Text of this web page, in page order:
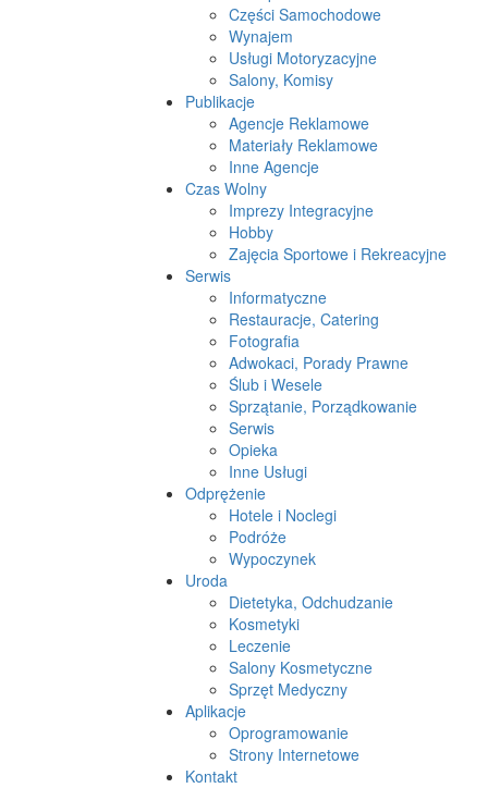
Części Samochodowe
Wynajem
Usługi Motoryzacyjne
Salony, Komisy
Publikacje
Agencje Reklamowe
Materiały Reklamowe
Inne Agencje
Czas Wolny
Imprezy Integracyjne
Hobby
Zajęcia Sportowe i Rekreacyjne
Serwis
Informatyczne
Restauracje, Catering
Fotografia
Adwokaci, Porady Prawne
Ślub i Wesele
Sprzątanie, Porządkowanie
Serwis
Opieka
Inne Usługi
Odprężenie
Hotele i Noclegi
Podróże
Wypoczynek
Uroda
Dietetyka, Odchudzanie
Kosmetyki
Leczenie
Salony Kosmetyczne
Sprzęt Medyczny
Aplikacje
Oprogramowanie
Strony Internetowe
Kontakt